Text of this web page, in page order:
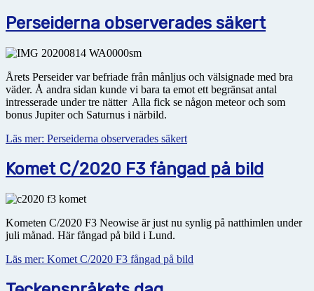
Perseiderna observerades säkert
Årets Perseider var befriade från månljus och välsignade med bra
väder. Å andra sidan kunde vi bara ta emot ett begränsat antal
intresserade under tre nätter Alla fick se någon meteor och som
bonus Jupiter och Saturnus i närbild.
Läs mer: Perseiderna observerades säkert
Komet C/2020 F3 fångad på bild
Kometen C/2020 F3 Neowise är just nu synlig på natthimlen under
juli månad. Här fångad på bild i Lund.
Läs mer: Komet C/2020 F3 fångad på bild